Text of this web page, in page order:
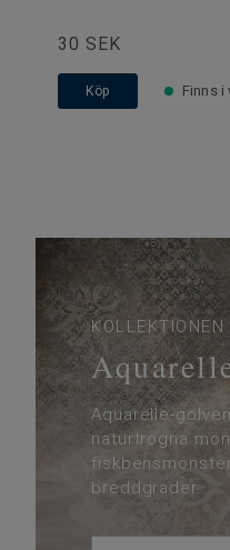
30 SEK
Köp Finns
KOLLEKTIONEN
Aquarelle-
naturtrogna
breddgrader.